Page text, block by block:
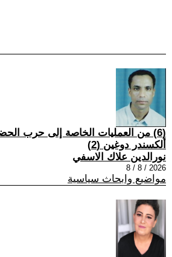
(6) من العمليات الخاصة إلى حرب
ألكسندر دوغين (2)
نورالدين علاك الاسفي
2026 / 8 / 8
مواضيع وابحاث سياسية